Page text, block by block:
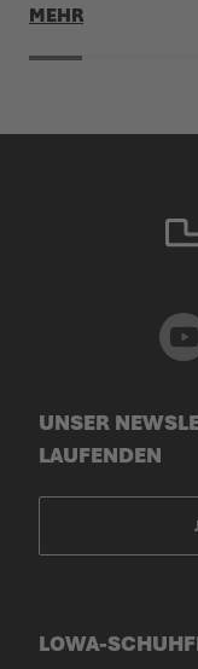
MEHR
LOWA-
UNSER
LAUFENDEN